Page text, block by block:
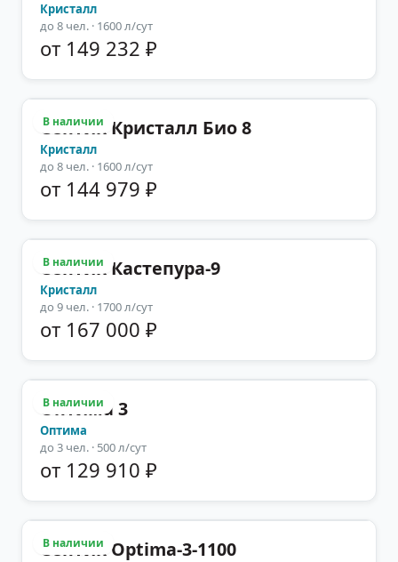
Кристалл
до 8 чел. · 1600 л/сут
от 149 232 ₽
В наличии
Септик Кристалл Био 8
Кристалл
до 8 чел. · 1600 л/сут
от 144 979 ₽
В наличии
Септик Кастепура-9
Кристалл
до 9 чел. · 1700 л/сут
от 167 000 ₽
В наличии
Оптима 3
Оптима
до 3 чел. · 500 л/сут
от 129 910 ₽
В наличии
Септик Optima-3-1100